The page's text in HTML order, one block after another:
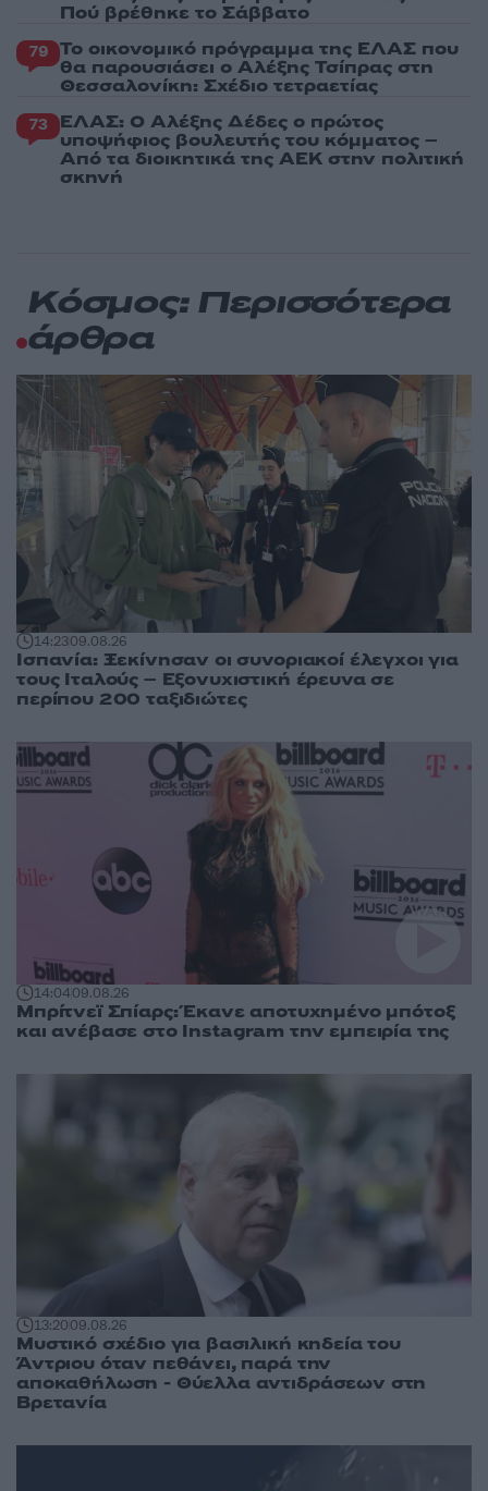
Πού βρέθηκε το Σάββατο
79 Το οικονομικό πρόγραμμα της ΕΛΑΣ που
θα παρουσιάσει ο Αλέξης Τσίπρας στη
Θεσσαλονίκη: Σχέδιο τετραετίας
73 ΕΛΑΣ: Ο Αλέξης Δέδες ο πρώτος
υποψήφιος βουλευτής του κόμματος –
Από τα διοικητικά της ΑΕΚ στην πολιτική
σκηνή
Κόσμος: Περισσότερα
άρθρα
14:2309.08.26
Ισπανία: Ξεκίνησαν οι συνοριακοί έλεγχοι για
τους Ιταλούς – Εξονυχιστική έρευνα σε
περίπου 200 ταξιδιώτες
14:0409.08.26
Μπρίτνεϊ Σπίαρς: Έκανε αποτυχημένο μπότοξ
και ανέβασε στο Instagram την εμπειρία της
13:2009.08.26
Μυστικό σχέδιο για βασιλική κηδεία του
Άντριου όταν πεθάνει, παρά την
αποκαθήλωση - Θύελλα αντιδράσεων στη
Βρετανία